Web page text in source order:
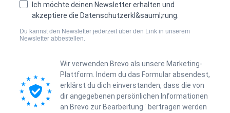
Ich möchte deinen Newsletter erhalten und
akzeptiere die Datenschutzerkl&sauml;rung.
Du kannst den Newsletter jederzeit über den Link in unserem
Newsletter abbestellen.
Wir verwenden Brevo als unsere Marketing-
Plattform. Indem du das Formular absendest,
erklärst du dich einverstanden, dass die von
dir angegebenen persönlichen Informationen
an Brevo zur Bearbeitung ¨bertragen werden